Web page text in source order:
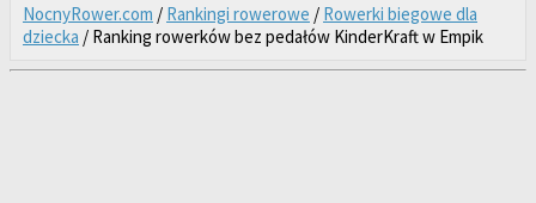
NocnyRower.com / Rankingi rowerowe / Rowerki biegowe dla
dziecka / Ranking rowerków bez pedałów KinderKraft w Empik